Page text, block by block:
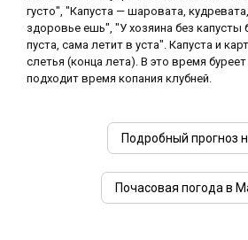
густо", "Капуста — шаровата,
здоровье ешь", "У хозяина без капусты
пуста, сама летит в уста". Капуста и
слетья (конца лета). В это время
подходит время копания клубней.
Подробный прогноз
Почасовая погода в